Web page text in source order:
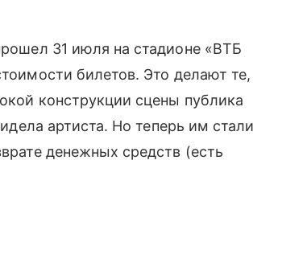
31 июля на стадионе «ВТБ
билетов. Это делают те,
конструкции сцены публика
артиста. Но теперь им стали
денежных средств (есть